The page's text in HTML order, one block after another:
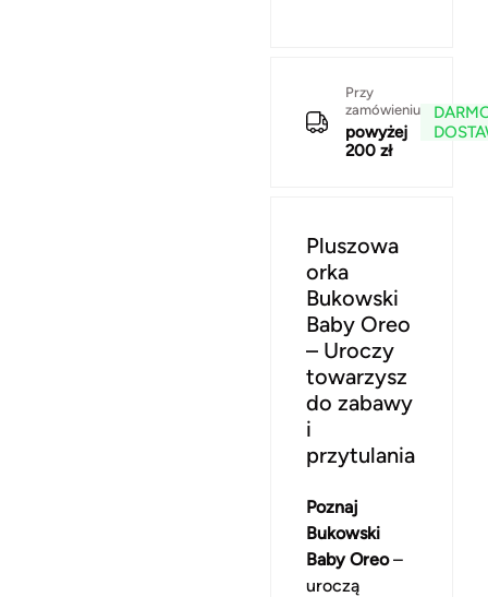
Przy
zamówieniu
powyżej
200 zł
Pluszowa
orka
Bukowski
Baby Oreo
– Uroczy
towarzysz
do zabawy
i
przytulania
Poznaj
Bukowski
Baby Oreo–
uroczą